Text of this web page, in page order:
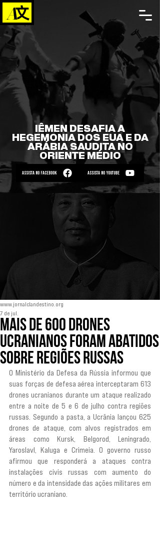
IÊMEN DESAFIA A
HEGEMONIA DOS EUA E DA
ARÁBIA SAUDITA NO
ORIENTE MÉDIO
ASSISTA NO FACEBOOK ASSISTA NO YOUTUBE
Mais de 600 drones
ucranianos foram abatidos
sobre regiões russas
www.jornalclandestino.org
7 de jul.
O Ministério da Defesa da Rússia informou que
suas forças de defesa aérea interceptaram 613
drones ucranianos durante um ataque realizado
entre a noite de 5 e 6 de julho contra regiões
russas. Segundo a pasta, a Ucrânia lançou 625
drones de ataque, com alvos registrados em
áreas como Kursk, Belgorod, Leningrado,
Yaroslavl, Kaluga e Crimeia. O governo russo
afirmou que responderá a ataques contra
instalações civis russas com aumento do
número e da intensidade das ações militares em
território ucraniano.